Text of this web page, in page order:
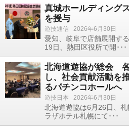
真城ホールディング
を授与
遊技通信 2026年6月30日
愛知、岐阜で店舗展開す
19日、熱田区役所で開･･･
北海道遊協が総会
し、社会貢献活動
るパチンコホールへ
遊技日本 2026年6月30日
北海道遊協は6月26日、
ラザホテル札幌にて･･･